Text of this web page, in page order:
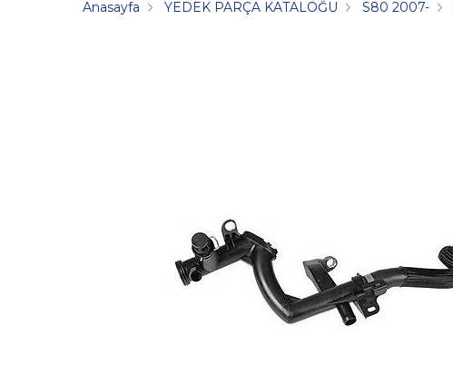
Anasayfa YEDEK PARÇA KATALOĞU S80 2007-